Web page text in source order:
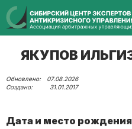
ЯКУПОВ
07.08.2026
31.01.2017
Дата и место